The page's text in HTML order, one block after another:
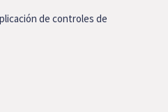
de controles de